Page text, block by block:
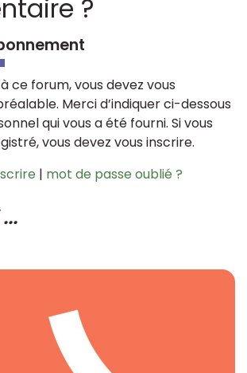
?
ce forum, vous devez vous
Merci d’indiquer ci-dessous
qui vous a été fourni. Si vous
vous devez vous inscrire.
| mot de passe oublié ?